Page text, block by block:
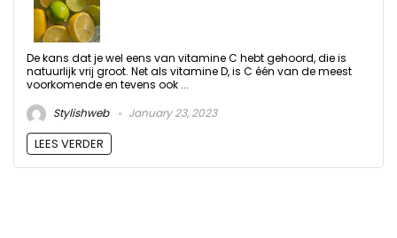
De kans dat je wel eens van vitamine C hebt gehoord, die is
natuurlijk vrij groot. Net als vitamine D, is C één van de meest
voorkomende en tevens ook ...
Stylishweb
January 23, 2023
LEES VERDER